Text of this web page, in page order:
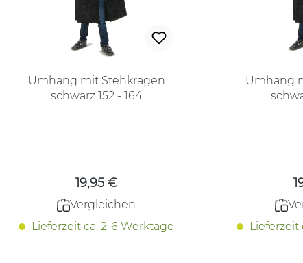
Umhang mit Stehkragen
schwarz 152 - 164
19,95 €
Vergleichen
Lieferzeit ca. 2-6 Werktage
Umhang
Lieferzeit